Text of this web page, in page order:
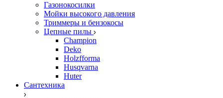
Газонокосилки
Мойки высокого давления
Триммеры и бензокосы
Цепные пилы
Champion
Deko
Holzfforma
Husqvarna
Huter
Сантехника